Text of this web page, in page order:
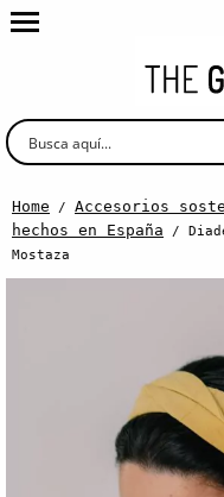
Home / Accesorios
hechos en España /
Mostaza